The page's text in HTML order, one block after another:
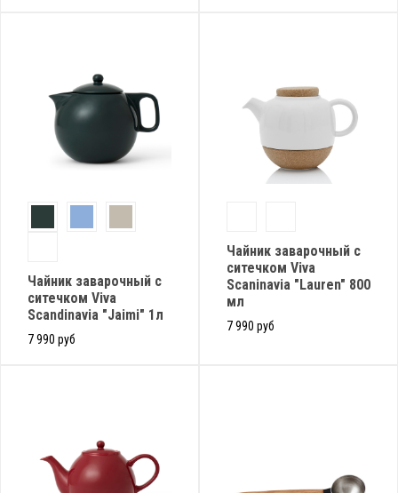
Чайник заварочный с
ситечком Viva
Scandinavia "Jaimi" 1л
7 990 руб
Чайник заварочный с
ситечком Viva
Scaninavia "Lauren" 800
мл
7 990 руб